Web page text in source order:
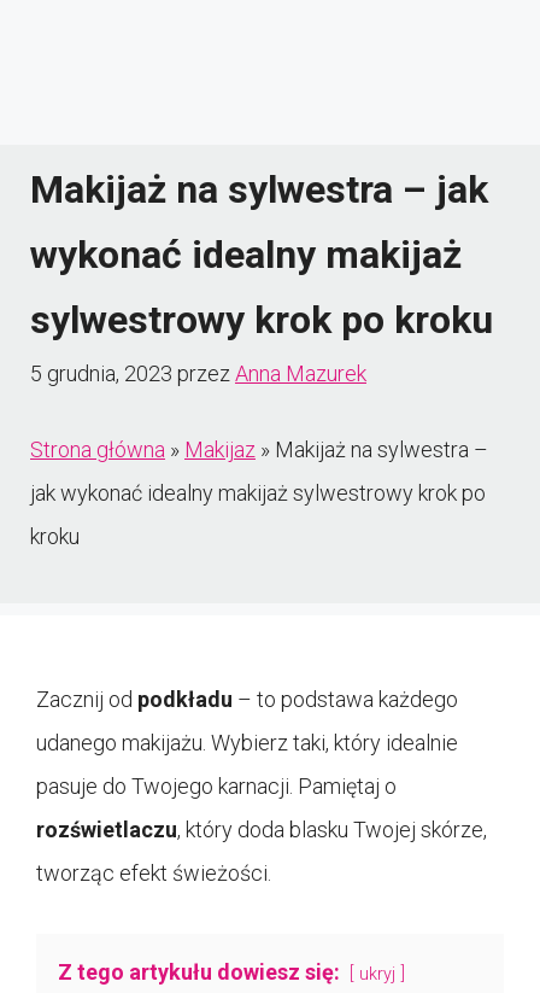
Makijaż na sylwestra – jak
wykonać idealny makijaż
sylwestrowy krok po kroku
5 grudnia, 2023 przez Anna Mazurek
Strona główna » Makijaz » Makijaż na sylwestra –
jak wykonać idealny makijaż sylwestrowy krok po
kroku
Zacznij od podkładu – to podstawa każdego
udanego makijażu. Wybierz taki, który idealnie
pasuje do Twojego karnacji. Pamiętaj o
rozświetlaczu, który doda blasku Twojej skórze,
tworząc efekt świeżości.
Z tego artykułu dowiesz się: ukryj